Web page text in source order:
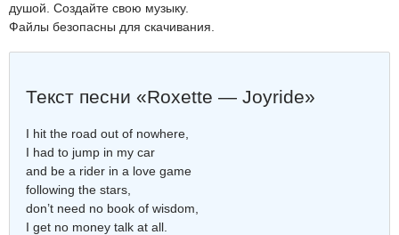
душой. Создайте свою музыку.
Файлы безопасны для скачивания.
Текст песни «Roxette — Joyride»
I hit the road out of nowhere,
I had to jump in my car
and be a rider in a love game
following the stars,
don’t need no book of wisdom,
I get no money talk at all.